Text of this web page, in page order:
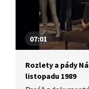
07:01
Rozlety a pády
listopadu 1989